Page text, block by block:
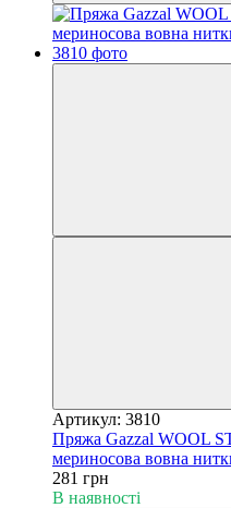
Артикул: 3810
Пряжа Gazzal WOOL
мериносова вовна
281 грн
В наявності